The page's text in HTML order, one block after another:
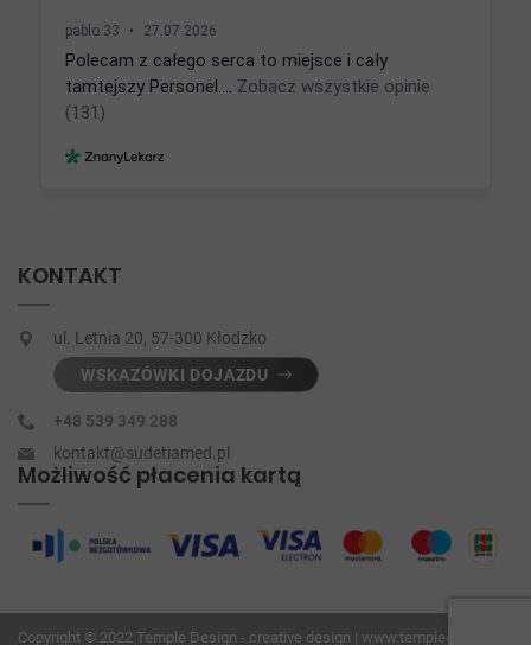
KONTAKT
ul. Letnia 20, 57-300 Kłodzko
WSKAZÓWKI DOJAZDU
+48 539 349 288
kontakt@sudetiamed.pl
Możliwość płacenia kartą
Copyright © 2022 Temple Design - creative design | www.templedesign.pl